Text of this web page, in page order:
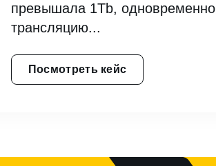
превышала 1Tb, одновременно
трансляцию...
Посмотреть кейс